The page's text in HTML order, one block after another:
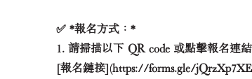
✅ *報名方式：*
1. 請掃描以下 QR code 或點擊報名連
[報名鏈接](https://forms.gle/